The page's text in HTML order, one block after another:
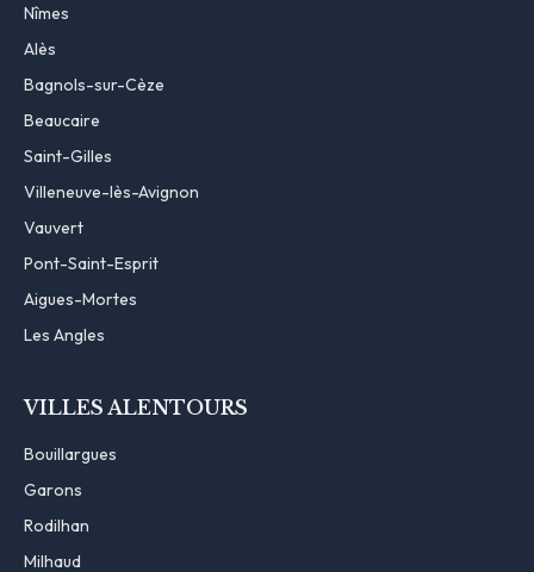
Nîmes
Alès
Bagnols-sur-Cèze
Beaucaire
Saint-Gilles
Villeneuve-lès-Avignon
Vauvert
Pont-Saint-Esprit
Aigues-Mortes
Les Angles
VILLES ALENTOURS
Bouillargues
Garons
Rodilhan
Milhaud